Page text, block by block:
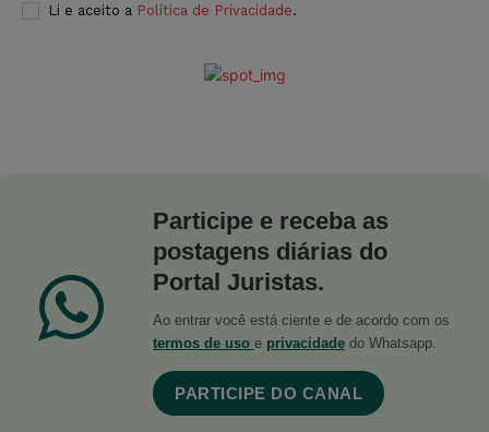
Li e aceito a Política de Privacidade.
Participe e receba as
postagens diárias do
Portal Juristas.
Ao entrar você está ciente e de acordo com os
termos de uso e privacidade do Whatsapp.
PARTICIPE DO CANAL